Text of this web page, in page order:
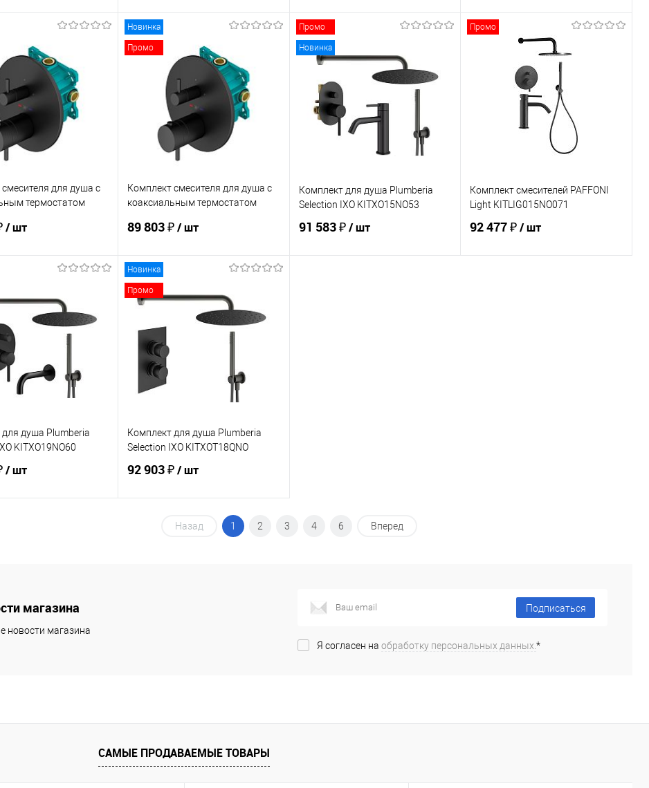
1 клик
Сравнение
Под заказ
Купить в 1 клик
Сравнение
В избранное
В наличии
Купить в 1 клик
Сравнение
В избранное
В наличии
В корзину
Купить в 1 клик
В избранное
для душа с
термостатом
/ шт
в 1 клик
Сравнение
В наличии
Новинка
Промо
Комплект смесителя для душа с
коаксиальным термостатом
KITPSB1802NO
89 803 ₽/ шт
Купить в 1 клик
Сравнение
В избранное
В наличии
Промо
Новинка
Комплект для душа Plumberia
Selection IXO KITXO15NO53
91 583 ₽/ шт
Промо
Комплект смесителей PAFFONI
Light KITLIG015NO071
92 477 ₽/ шт
для душа Plumberia
KITXO19NO60
/ шт
Новинка
Промо
Комплект для душа Plumberia
Selection IXO KITXOT18QNO
92 903 ₽/ шт
В корзину
Назад 1 2 3 4 6 Вперед
магазина
новости магазина
Подписаться
Я согласен на обработку персональных данных. *
САМЫЕ ПРОДАВАЕМЫЕ ТОВАРЫ